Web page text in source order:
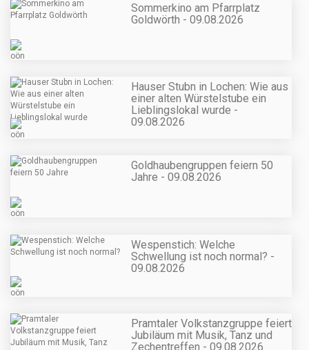
Sommerkino am Pfarrplatz
Goldwörth - 09.08.2026
Hauser Stubn in Lochen: Wie aus
einer alten Würstelstube ein
Lieblingslokal wurde -
09.08.2026
Goldhaubengruppen feiern 50
Jahre - 09.08.2026
Wespenstich: Welche
Schwellung ist noch normal? -
09.08.2026
Pramtaler Volkstanzgruppe feiert
Jubiläum mit Musik, Tanz und
Zechentreffen - 09.08.2026